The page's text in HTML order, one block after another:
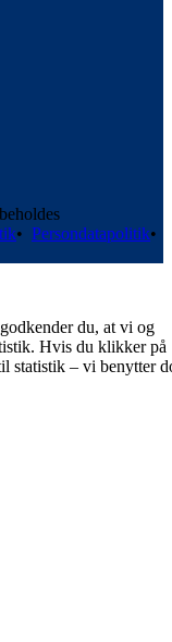
• Persondatapolitik•
du, at vi og
Hvis du klikker på
statistik – vi benytter